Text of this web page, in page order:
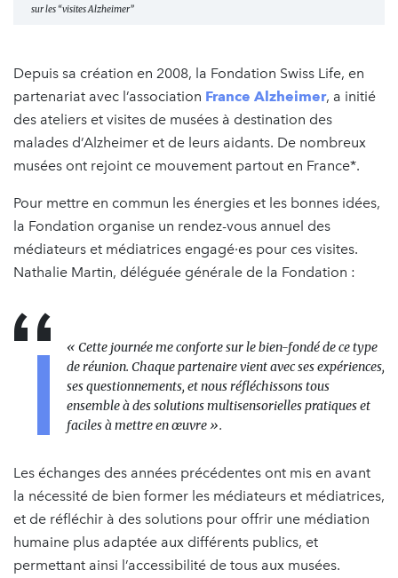
sur les “visites Alzheimer”
Depuis sa création en 2008, la Fondation Swiss Life, en
partenariat avec l’association France Alzheimer, a initié
des ateliers et visites de musées à destination des
malades d’Alzheimer et de leurs aidants. De nombreux
musées ont rejoint ce mouvement partout en France*.
Pour mettre en commun les énergies et les bonnes idées,
la Fondation organise un rendez-vous annuel des
médiateurs et médiatrices engagé·es pour ces visites.
Nathalie Martin, déléguée générale de la Fondation :
« Cette journée me conforte sur le bien-fondé de ce type
de réunion. Chaque partenaire vient avec ses expériences,
ses questionnements, et nous réfléchissons tous
ensemble à des solutions multisensorielles pratiques et
faciles à mettre en œuvre ».
Les échanges des années précédentes ont mis en avant
la nécessité de bien former les médiateurs et médiatrices,
et de réfléchir à des solutions pour offrir une médiation
humaine plus adaptée aux différents publics, et
permettant ainsi l’accessibilité de tous aux musées.